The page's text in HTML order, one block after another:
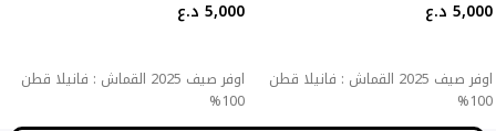
5,000 د.ع
اوفر صيف 2025 القماش : فانيلا قطن
100%
5,000 د.ع
اوفر صيف 2025 القماش : فانيلا قطن
100%